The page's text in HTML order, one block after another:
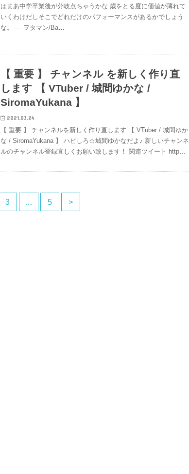
はまあ中学卒業後が分岐点ちゃうかな 歳をとる度に価値が薄れて
いくわけだしそこでどれだけのパフォーマンスがあるかでしょう
な。 — ヲタマン/Ba…
【 重要 】 チャンネル を新しく作り直
します 【 VTuber / 城間ゆかな /
SiromaYukana 】
2021.03.24
【 重要 】 チャンネルを新しく作り直します 【 VTuber / 城間ゆか
な / SiromaYukana 】 ハピしろ☆城間ゆかなだよ♪ 新しいチャンネ
ルのチャンネル登録宜しくお願い致します！ 関連ツイート http…
3 5 >